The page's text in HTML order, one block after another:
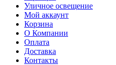
Уличное освещение
Мой аккаунт
Корзина
О Компании
Оплата
Доставка
Контакты